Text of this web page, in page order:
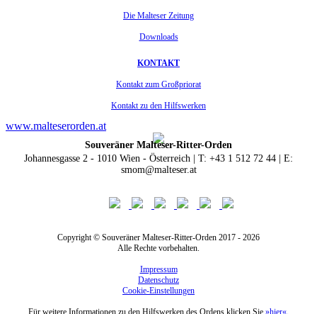
Die Malteser Zeitung
Downloads
KONTAKT
Kontakt zum Großpriorat
Kontakt zu den Hilfswerken
www.malteserorden.at
Souveräner Malteser-Ritter-Orden
Johannesgasse 2 - 1010 Wien - Österreich | T: +43 1 512 72 44 | E:
smom@malteser.at
Copyright © Souveräner Malteser-Ritter-Orden 2017 - 2026
Alle Rechte vorbehalten.
Impressum
Datenschutz
Cookie-Einstellungen